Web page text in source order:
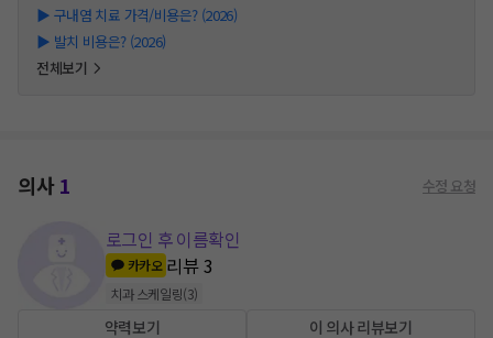
▶ 구내염 치료 가격/비용은? (2026)
▶ 발치 비용은? (2026)
전체보기
의사1 수정 요청
로그인 후 이름확인
카카오 리뷰3
치과 스케일링(3)
약력보기 이 의사 리뷰보기